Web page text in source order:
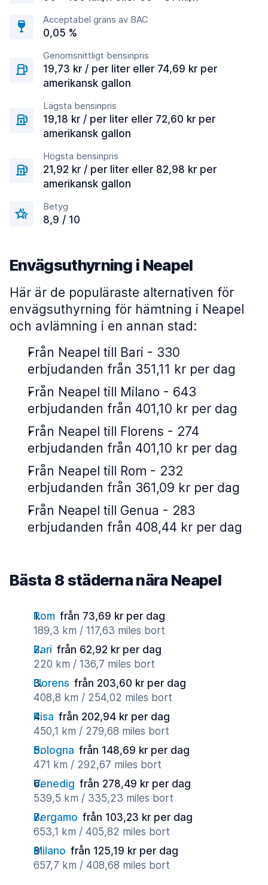
Acceptabel gräns av BAC
0,05 %
Genomsnittligt bensinpris
19,73 kr / per liter eller 74,69 kr per
amerikansk gallon
Lägsta bensinpris
19,18 kr / per liter eller 72,60 kr per
amerikansk gallon
Högsta bensinpris
21,92 kr / per liter eller 82,98 kr per
amerikansk gallon
Betyg
8,9 / 10
Envägsuthyrning i Neapel
Här är de populäraste alternativen för
envägsuthyrning för hämtning i Neapel
och avlämning i en annan stad:
Från Neapel till Bari - 330
erbjudanden från 351,11 kr per dag
Från Neapel till Milano - 643
erbjudanden från 401,10 kr per dag
Från Neapel till Florens - 274
erbjudanden från 401,10 kr per dag
Från Neapel till Rom - 232
erbjudanden från 361,09 kr per dag
Från Neapel till Genua - 283
erbjudanden från 408,44 kr per dag
Bästa 8 städerna nära Neapel
Rom från 73,69 kr per dag
189,3 km / 117,63 miles bort
Bari från 62,92 kr per dag
220 km / 136,7 miles bort
Florens från 203,60 kr per dag
408,8 km / 254,02 miles bort
Pisa från 202,94 kr per dag
450,1 km / 279,68 miles bort
Bologna från 148,69 kr per dag
471 km / 292,67 miles bort
Venedig från 278,49 kr per dag
539,5 km / 335,23 miles bort
Bergamo från 103,23 kr per dag
653,1 km / 405,82 miles bort
Milano från 125,19 kr per dag
657,7 km / 408,68 miles bort